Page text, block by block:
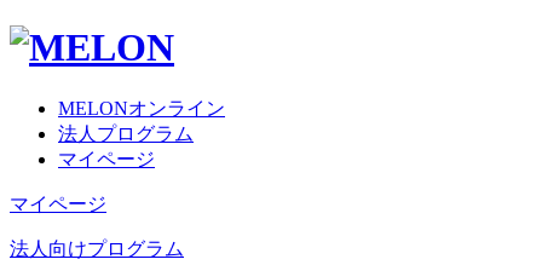
MELONオンライン
法人プログラム
マイページ
マイページ
法人向けプログラム